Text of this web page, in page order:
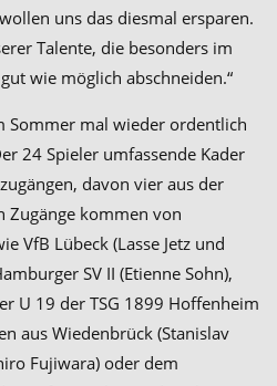
uns das diesmal ersparen.
Talente, die besonders im
wie möglich abschneiden.“
Sommer mal wieder ordentlich
24 Spieler umfassende Kader
davon vier aus der
Zugänge kommen von
VfB Lübeck (Lasse Jetz und
SV II (Etienne Sohn),
U 19 der TSG 1899 Hoffenheim
aus Wiedenbrück (Stanislav
Fujiwara) oder dem